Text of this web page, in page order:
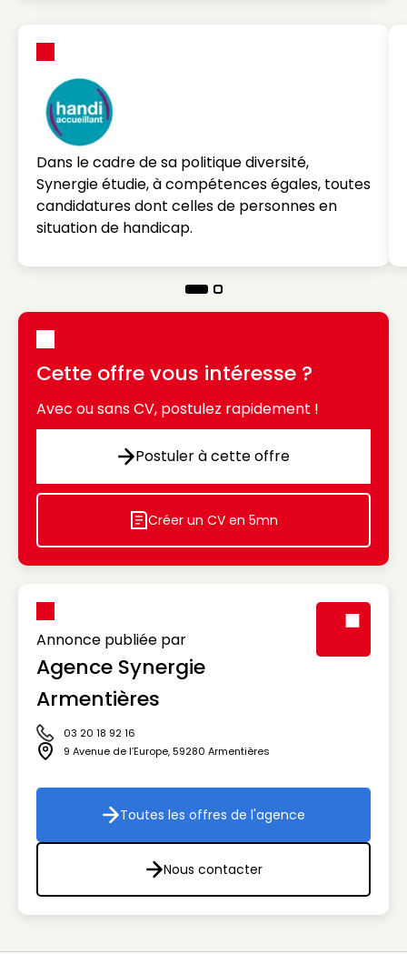
Dans le cadre de sa politique diversité,
Synergie étudie, à compétences égales, toutes
candidatures dont celles de personnes en
situation de handicap.
Cette offre vous intéresse ?
Avec ou sans CV, postulez rapidement !
Postuler à cette offre
Postuler à cette offre
Icon decorative
Créer un CV en 5mn
Annonce publiée par
Agence Synergie
Armentières
Icône téléphone
03 20 18 92 16
Icône adresse
9 Avenue de l’Europe,59280 Armentières
Toutes les offres de l'agence
Toutes les offres de l'agence
Nous contacter
Nous contacter